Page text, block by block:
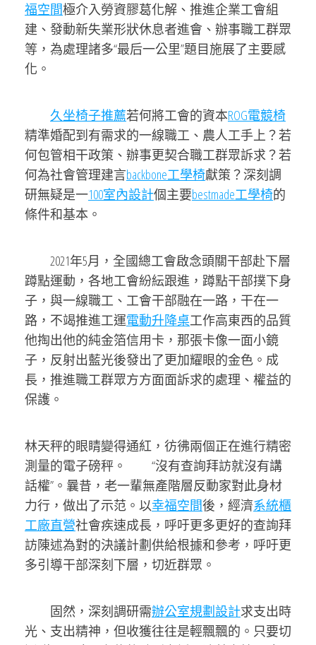
福空間極介入勞資膠葛化解、推進企業工會組
建、發動新失業形狀休息者進會、辦事職工群眾
等，為處理諸多“最后一公里”題目施展了主要感
化。
久坐椅子推薦若何將工會的資本ROG電競椅
精準婚配到有需求的一線職工、農人工手上？若
何包管相干政策、辦事更契合職工群眾訴求？若
何為社會管理建言backbone工學椅獻策？深刻調
研無疑是一100室內設計個主要bestmade工學椅的
條件和基本。
2021年5月，全國總工會啟念頭關干部赴下層
蹲點運動，各地工會紛紜跟進，蹲點干部撲下身
子，與一線職工、工會干部融在一路，干在一
路，不竭推進工運電動升降桌工作高東西的品質
他掏出他的純金箔信用卡，那張卡像一面小鏡
子，反射出藍光後發出了更加耀眼的金色。成
長，推進職工群眾方方面面訴求的處理、權益的
保護。
林天秤的眼睛變得通紅，彷彿兩個正在進行精密
測量的電子磅秤。 “沒有查詢拜訪就沒有講
話權”。曩昔，老一輩無產階層反動家對此身材
力行，做出了示范。以幸福空間後，經濟系統櫃
工廠直營社會疾速成長，呼吁更多更好的查詢拜
訪陳述為對的決議計劃供給根據和參考，呼吁更
多引導干部深刻下層，切近群眾。
固然，深刻調研需辦公室規劃設計求支出時
光、支出精神，但收獲往往是輕飄飄的。只要切